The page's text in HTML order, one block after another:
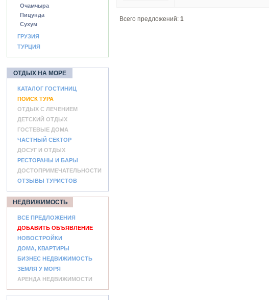
Очамчыра
Пицунда
Сухум
ГРУЗИЯ
ТУРЦИЯ
ОТДЫХ НА МОРЕ
КАТАЛОГ ГОСТИНИЦ
ПОИСК ТУРА
ОТДЫХ С ЛЕЧЕНИЕМ
ДЕТСКИЙ ОТДЫХ
ГОСТЕВЫЕ ДОМА
ЧАСТНЫЙ СЕКТОР
ДОСУГ И ОТДЫХ
РЕСТОРАНЫ И БАРЫ
ДОСТОПРИМЕЧАТЕЛЬНОСТИ
ОТЗЫВЫ ТУРИСТОВ
НЕДВИЖИМОСТЬ
ВСЕ ПРЕДЛОЖЕНИЯ
ДОБАВИТЬ ОБЪЯВЛЕНИЕ
НОВОСТРОЙКИ
ДОМА, КВАРТИРЫ
БИЗНЕС НЕДВИЖИМОСТЬ
ЗЕМЛЯ У МОРЯ
АРЕНДА НЕДВИЖИМОСТИ
Всего предложений: 1